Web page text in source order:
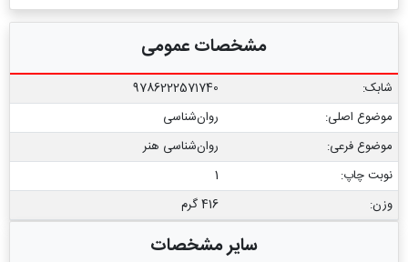
مشخصات عمومی
شابک:
9786222571740
موضوع اصلی:
روان‌شناسی
موضوع فرعی:
روان‏‌شناسی هنر
نوبت چاپ:
1
وزن:
416 گرم
سایر مشخصات